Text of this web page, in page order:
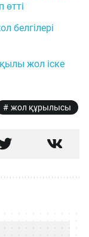
өтті
белгілері
жол іске
жол құрылысы